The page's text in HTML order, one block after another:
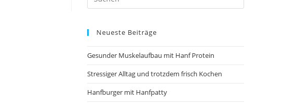
Neueste Beiträge
Gesunder Muskelaufbau mit Hanf Protein
Stressiger Alltag und trotzdem frisch Kochen
Hanfburger mit Hanfpatty